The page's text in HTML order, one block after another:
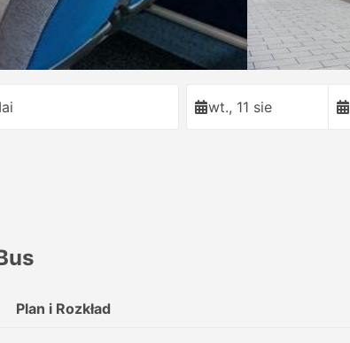
wt., 11 sie
Plan i Rozkład